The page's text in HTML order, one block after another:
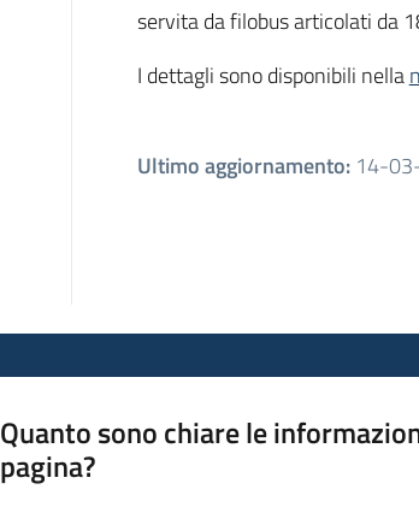
servita da filobus articolati da
I dettagli sono disponibili nella
Ultimo aggiornamento: 14-
Quanto sono chiare le
pagina?